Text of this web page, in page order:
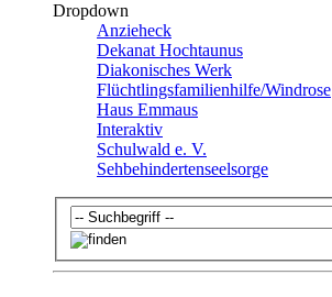
Dropdown
Anzieheck
Dekanat Hochtaunus
Diakonisches Werk
Flüchtlingsfamilienhilfe/Windrose
Haus Emmaus
Interaktiv
Schulwald e. V.
Sehbehindertenseelsorge